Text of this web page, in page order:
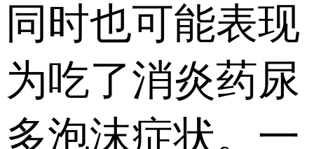
同时也可能表现
为吃了消炎药尿
多泡沫症状。一